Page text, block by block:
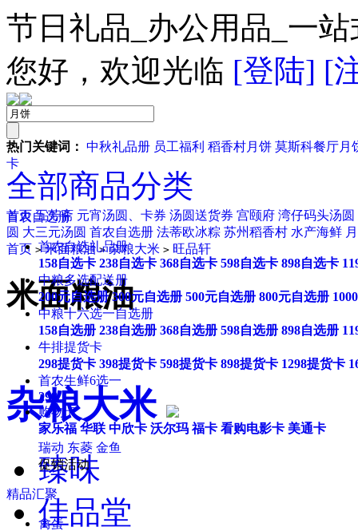
节日礼品_办公用品_一
您好，欢迎光临 [登陆] [
热门关键词： 中秋礼品册 员工福利 稻香村月饼 莫斯科餐厅月
卡
全部商品分类
首农自选册
首农自选礼品册
158自选卡 238自选卡 368自选卡 598自选卡 898自选卡
中粮多选配送册
200元自选册 300元自选册 500元自选册 800元自选册
中粮十六选一自选册
158自选册 238自选册 368自选册 598自选册 898自选册
牛排提货卡
298提货卡 398提货卡 598提货卡 898提货卡 1298提货卡
首农生鲜6选一
298
购物卡
家乐福 华联 中欣卡 沃尔玛 福卡 看购电影卡 美通卡
瑞动 东菱 金鱼
促销活动
精品汇聚
禽蛋
首页五芳斋 元宵汤圆、卡券 汤圆送货券 宫颐府 湾仔码头汤圆
圆 大三元汤圆 首农自选册 法蒂欧冰粽 苏州稻香村 水产海鲜
首页 > 米面粮油 > 杂粮大米 > 旺品轩
米面粮油
杂粮大米
臻味
佳品堂